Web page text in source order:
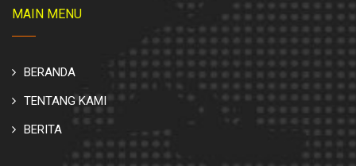
MAIN MENU
BERANDA
TENTANG KAMI
BERITA